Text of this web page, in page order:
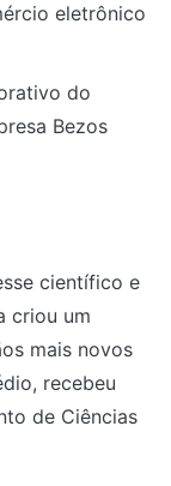
eletrônico
do
Bezos
científico e
criou um
mais novos
recebeu
de Ciências